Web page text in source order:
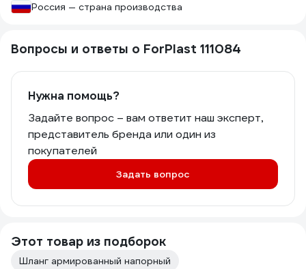
Россия — страна производства
Вопросы и ответы о ForPlast 111084
Нужна помощь?
Задайте вопрос – вам ответит наш эксперт,
представитель бренда или один из
покупателей
Задать вопрос
Этот товар из подборок
Шланг армированный напорный